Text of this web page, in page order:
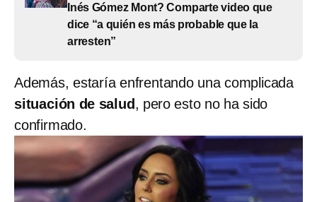
Inés Gómez Mont? Comparte video que
dice “a quién es más probable que la
arresten”
Además, estaría enfrentando una complicada
situación de salud , pero esto no ha sido
confirmado.